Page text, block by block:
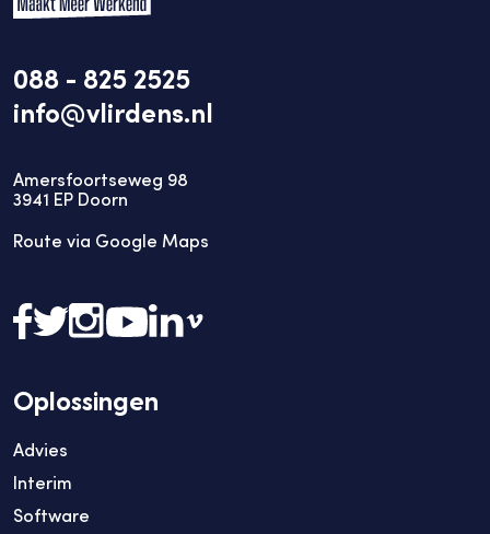
088 - 825 2525
info@vlirdens.nl
Amersfoortseweg 98
3941 EP Doorn
Route via Google Maps
Oplossingen
Advies
Interim
Software